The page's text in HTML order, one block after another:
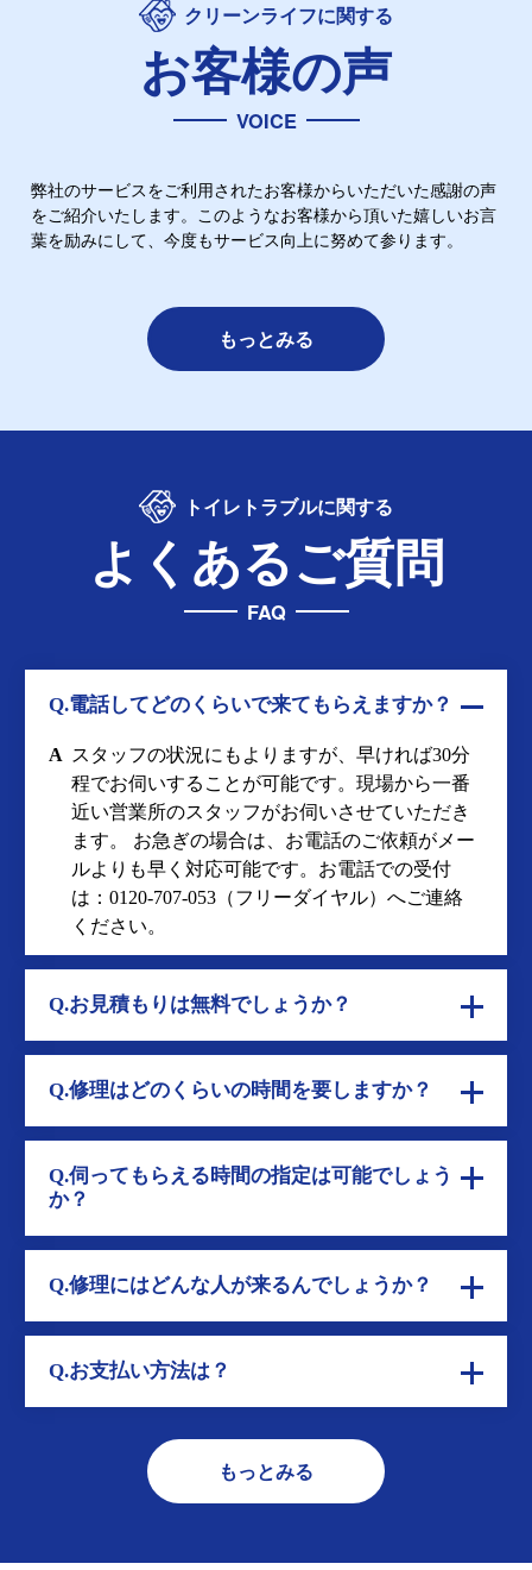
クリーンライフに関する
お客様の声
VOICE
弊社のサービスをご利用されたお客様からいただいた感謝の声
をご紹介いたします。このようなお客様から頂いた嬉しいお言
葉を励みにして、今度もサービス向上に努めて参ります。
もっとみる
トイレトラブルに関する
よくあるご質問
FAQ
Q.電話してどのくらいで来てもらえますか？
A スタッフの状況にもよりますが、早ければ30分
程でお伺いすることが可能です。現場から一番
近い営業所のスタッフがお伺いさせていただき
ます。 お急ぎの場合は、お電話のご依頼がメー
ルよりも早く対応可能です。お電話での受付
は： 0120-707-053 （フリーダイヤル）へご連絡
ください。
Q.お見積もりは無料でしょうか？
Q.修理はどのくらいの時間を要しますか？
Q.伺ってもらえる時間の指定は可能でしょう
か？
Q.修理にはどんな人が来るんでしょうか？
Q.お支払い方法は？
もっとみる